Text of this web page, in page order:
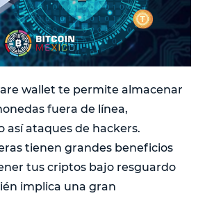
wallet te permite almacenar
fuera de línea,
así ataques de hackers.
tienen grandes beneficios
tus criptos bajo resguardo
implica una gran